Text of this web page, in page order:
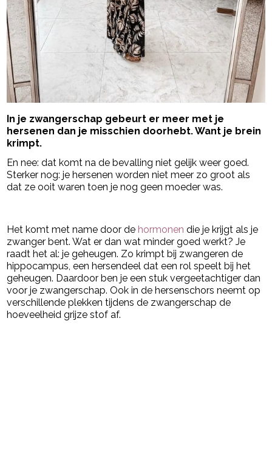
In je zwangerschap gebeurt er meer met je
hersenen dan je misschien doorhebt. Want je brein
krimpt.
En nee: dat komt na de bevalling niet gelijk weer goed.
Sterker nog: je hersenen worden niet meer zo groot als
dat ze ooit waren toen je nog geen moeder was.
Het komt met name door de hormonen die je krijgt als je
zwanger bent. Wat er dan wat minder goed werkt? Je
raadt het al: je geheugen. Zo krimpt bij zwangeren de
hippocampus, een hersendeel dat een rol speelt bij het
geheugen. Daardoor ben je een stuk vergeetachtiger dan
voor je zwangerschap. Ook in de hersenschors neemt op
verschillende plekken tijdens de zwangerschap de
hoeveelheid grijze stof af.